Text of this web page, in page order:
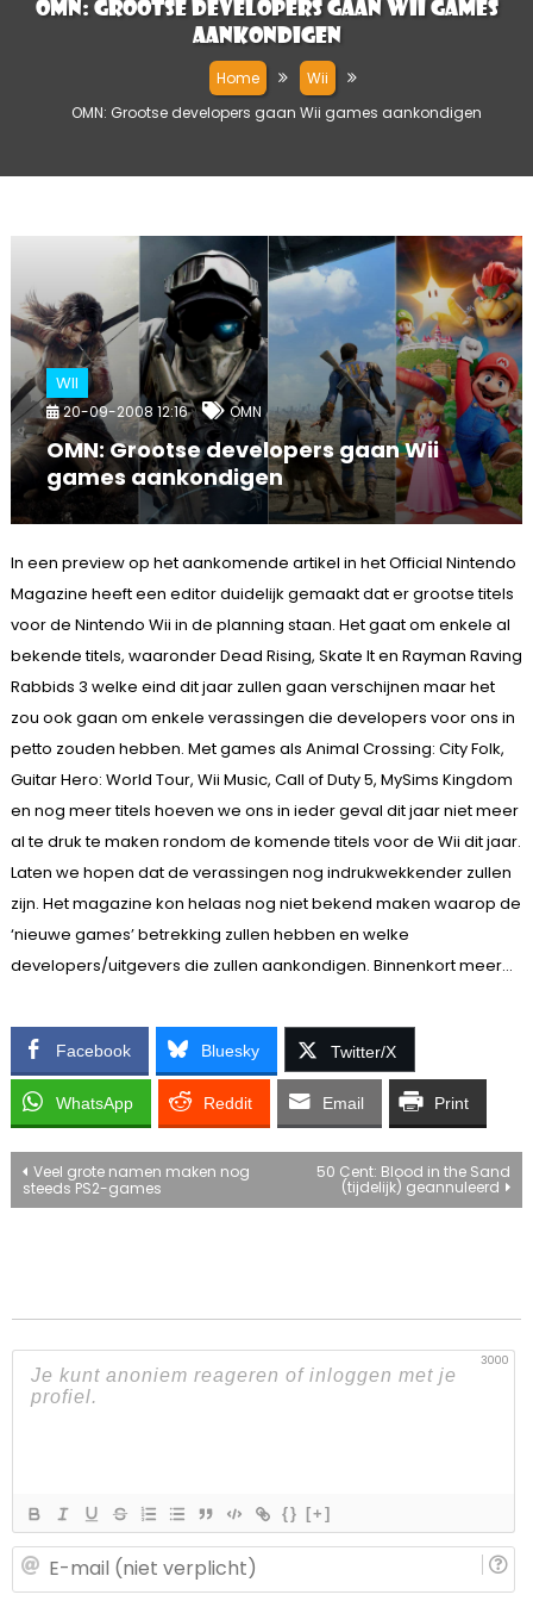
OMN: Grootse developers gaan Wii games
aankondigen
Home
Wii
OMN: Grootse developers gaan Wii games aankondigen
WII
20-09-2008 12:16 OMN
OMN: Grootse developers gaan Wii
games aankondigen
In een preview op het aankomende artikel in het Official Nintendo
Magazine heeft een editor duidelijk gemaakt dat er grootse titels
voor de Nintendo Wii in de planning staan. Het gaat om enkele al
bekende titels, waaronder Dead Rising, Skate It en Rayman Raving
Rabbids 3 welke eind dit jaar zullen gaan verschijnen maar het
zou ook gaan om enkele verassingen die developers voor ons in
petto zouden hebben. Met games als Animal Crossing: City Folk,
Guitar Hero: World Tour, Wii Music, Call of Duty 5, MySims Kingdom
en nog meer titels hoeven we ons in ieder geval dit jaar niet meer
al te druk te maken rondom de komende titels voor de Wii dit jaar.
Laten we hopen dat de verassingen nog indrukwekkender zullen
zijn. Het magazine kon helaas nog niet bekend maken waarop de
‘nieuwe games’ betrekking zullen hebben en welke
developers/uitgevers die zullen aankondigen. Binnenkort meer…
Facebook Bluesky Twitter/X
WhatsApp Reddit Email Print
Bericht
Veel grote namen maken nog
steeds PS2-games
50 Cent: Blood in the Sand
(tijdelijk) geannuleerd
3000
{} [+]